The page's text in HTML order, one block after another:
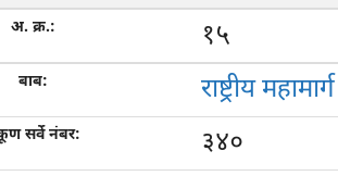
१५
राष्ट्रीय महामार्ग
३४०